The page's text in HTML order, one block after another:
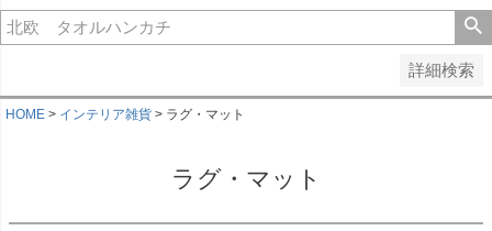
詳細検索
HOME インテリア雑貨 ラグ・マット
ラグ・マット